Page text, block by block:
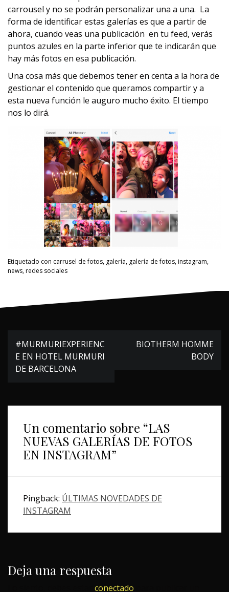
carrousel y no se podrán personalizar una a una. La
forma de identificar estas galerías es que a partir de
ahora, cuando veas una publicación en tu feed, verás
puntos azules en la parte inferior que te indicarán que
hay más fotos en esa publicación.
Una cosa más que debemos tener en centa a la hora de
gestionar el contenido que queramos compartir y a
esta nueva función le auguro mucho éxito. El tiempo
nos lo dirá.
Etiquetado con carrusel de fotos, galería, galería de fotos,instagram,
news,redes sociales
Navegación
de
entradas
#MURMURIEXPERIENC
E EN HOTEL MURMURI
DE BARCELONA
BIOTHERM HOMME
BODY
Un comentario sobre “LAS
NUEVAS GALERÍAS DE FOTOS
EN INSTAGRAM”
Pingback: ÚLTIMAS NOVEDADES DE
INSTAGRAM
Deja una respuesta
conectado